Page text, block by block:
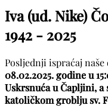
Iva (ud. Nike)
1942 - 2025
Posljednji ispraćaj
08.02.2025. godine u
Uskrsnuća u Čapljini,
katoličkom groblju sv.